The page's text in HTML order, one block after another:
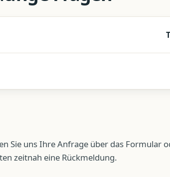
Sie uns Ihre Anfrage über das Formular
zeitnah eine Rückmeldung.